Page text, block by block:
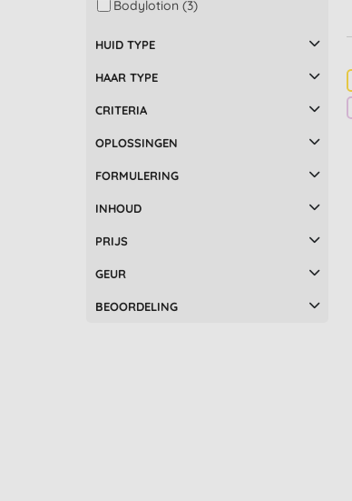
Bodylotion (3)
Accessoires (1)
Afwas: vloeibaar (1)
Tieners huidverzorging (1)
Vloeibaar wasmiddel (1)
HUID TYPE
HAAR TYPE
CRITERIA
OPLOSSINGEN
FORMULERING
INHOUD
PRIJS
GEUR
BEOORDELING